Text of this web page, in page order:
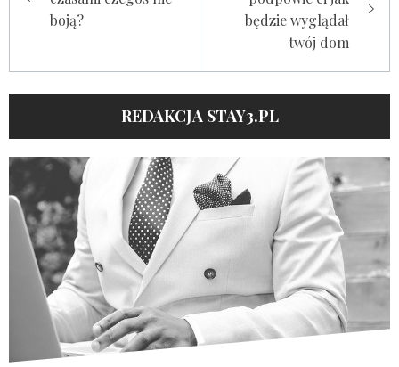
boją?
będzie wyglądał
twój dom
REDAKCJA STAY3.PL